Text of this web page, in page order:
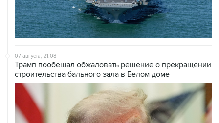
07 августа, 21:08
строительства бального зала в Белом доме